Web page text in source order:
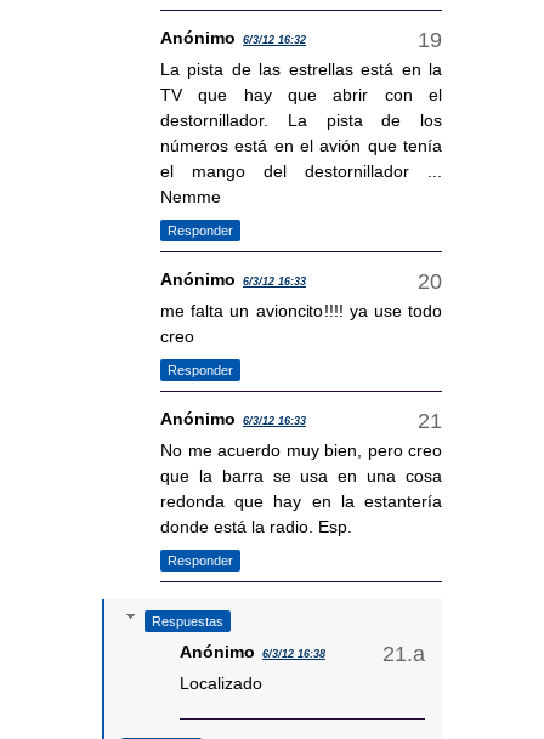
Anónimo 6/3/12 16:32
La pista de las estrellas está en la
TV que hay que abrir con el
destornillador. La pista de los
números está en el avión que tenía
el mango del destornillador ...
Nemme
Responder
Anónimo 6/3/12 16:33
me falta un avioncito!!!! ya use todo
creo
Responder
Anónimo 6/3/12 16:33
No me acuerdo muy bien, pero creo
que la barra se usa en una cosa
redonda que hay en la estantería
donde está la radio. Esp.
Responder
Respuestas
Anónimo 6/3/12 16:38
Localizado